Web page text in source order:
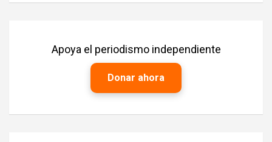
Apoya el periodismo independiente
Donar ahora